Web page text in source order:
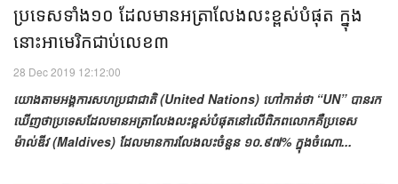
ប្រទេសទាំង១០ ដែលមានអត្រាលែងលះខ្ពស់បំផុត ក្នុង
នោះអាមេរិកជាប់លេខ៣
28 Dec 2019 12:12:00
យោងតាមអង្គការសហប្រជាជាតិ (United Nations) ហៅកាត់ថា “UN” បានរក
ឃើញថាប្រទេសដែលមានអត្រាលែងលះខ្ពស់បំផុតនៅលើពិភពលោកគឺប្រទេស
ម៉ាល់ឌីវ (Maldives) ដែលមានការលែងលះចំនួន ១០.៩៧% ក្នុងចំណោ...